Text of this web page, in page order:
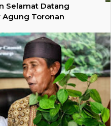
Selamat Datang
Agung Toronan